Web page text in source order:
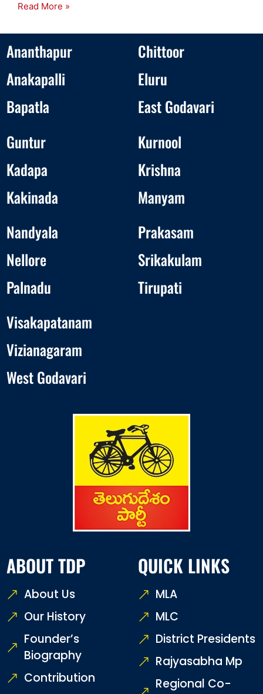
Read More »
Ananthapur
Anakapalli
Bapatla
Chittoor
Eluru
East Godavari
Guntur
Kadapa
Kakinada
Kurnool
Krishna
Manyam
Nandyala
Nellore
Palnadu
Prakasam
Srikakulam
Tirupati
Visakapatanam
Vizianagaram
West Godavari
ABOUT TDP
About Us
Our History
Founder’s
Biography
Contribution
QUICK LINKS
MLA
MLC
District Presidents
Rajyasabha Mp
Regional Co-